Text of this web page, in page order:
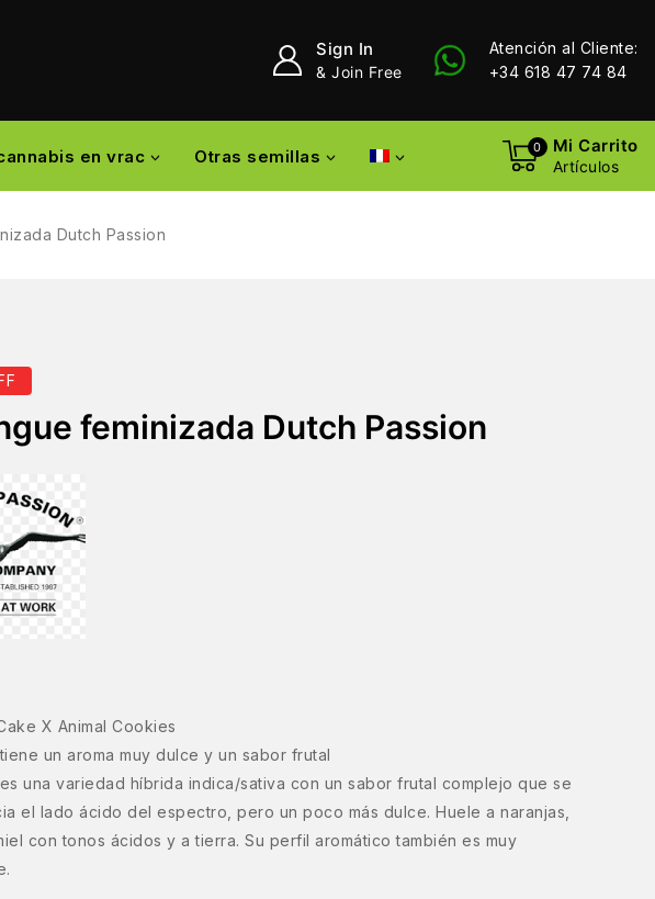
Sign In
& Join Free
Atención al Cliente:
+34 618 47 74 84
en vrac Otras semillas 0 Mi Carrito
Artículos
Dutch Passion
feminizada Dutch Passion
X Animal Cookies
un aroma muy dulce y un sabor frutal
una variedad híbrida indica/sativa con un sabor frutal complejo que se
el lado ácido del espectro, pero un poco más dulce. Huele a naranjas,
con tonos ácidos y a tierra. Su perfil aromático también es muy